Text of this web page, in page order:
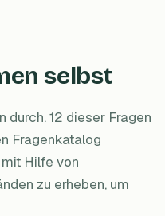
selbst
durch. 12 dieser Fragen
Fragenkatalog
Hilfe von
zu erheben, um